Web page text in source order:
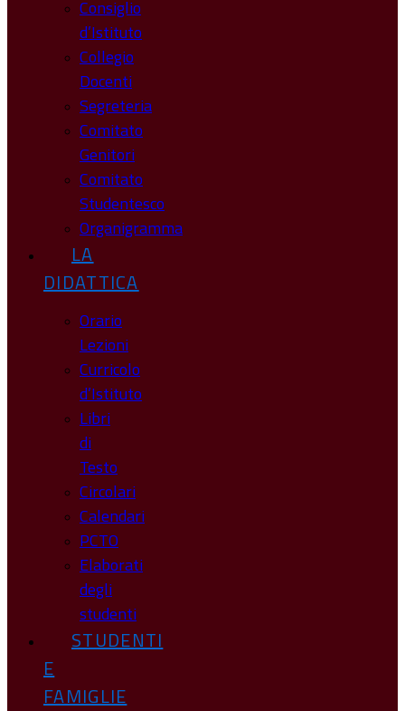
Consiglio
d’Istituto
Collegio
Docenti
Segreteria
Comitato
Genitori
Comitato
Studentesco
Organigramma
LA
DIDATTICA
Orario
Lezioni
Curricolo
d’Istituto
Libri
di
Testo
Circolari
Calendari
PCTO
Elaborati
degli
studenti
STUDENTI
E
FAMIGLIE